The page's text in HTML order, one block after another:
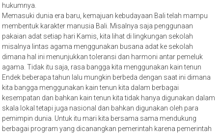
hukumnya.
Memasuki dunia era baru, kemajuan kebudayaan Bali telah mampu
membentuk karakter manusia Bali. Misalnya saja penggunaan
pakaian adat setiap hari Kamis, kita lihat di lingkungan sekolah
misalnya lintas agama menggunakan busana adat ke sekolah
dimana hal ini menunjukkan toleransi dan harmoni antar pemeluk
agama. Tidak itu saja, rasa bangga kita menggunakan kain tenun
Endek beberapa tahun lalu mungkin berbeda dengan saat ini dimana
kita bangga menggunakan kain tenun kita dalam berbagai
kesempatan dan bahkan kain tenun kita tidak hanya digunakan dalam
skala lokal tetapi juga nasional dan bahkan digunakan oleh para
pemimpin dunia. Untuk itu mari kita bersama sama mendukung
berbagai program yang dicanangkan pemerintah karena pemerintah